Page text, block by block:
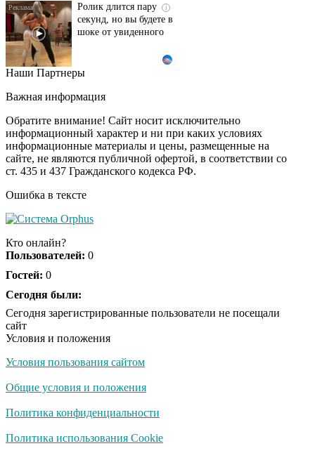
i
Ролик длится пару
секунд, но вы будете в
шоке от увиденного
Этот танец невесты
Пересмотрела 10 раз
i
Ролик из Омска: вы
будете смеяться долго
Обнаружена тайная
жена и дочь
"Потеряли стыд в
Поплавская вмазала
Наши Партнеры
Важная информация
Обратите внимание! Сайт носит исключительно
информационный характер и ни при каких условиях
информационные материалы и цены, размещенные на
сайте, не являются публичной офертой, в соответствии со
ст. 435 и 437 Гражданского кодекса РФ.
Ошибка в тексте
Кто онлайн?
Пользователей: 0
Гостей: 0
Сегодня были:
Сегодня зарегистрированные пользователи не посещали
сайт
Условия и положения
Условия пользования сайтом
Общие условия и положения
Политика конфиденциальности
Политика использования Cookie